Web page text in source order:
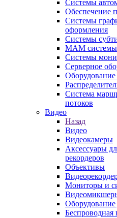
Системы
Обеспечение
Системы
оформления
Системы
MAM системы
Системы
Серверное
Система
потоков
Видео
Назад
Видео
Видеокамеры
Аксессуары
рекордеров
Объективы
Мониторы и
Беспроводная